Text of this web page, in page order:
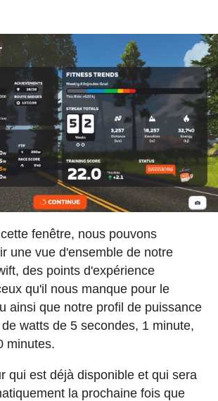
fenêtre, nous pouvons
une vue d'ensemble de notre
des points d'expérience
qu'il nous manque pour le
ainsi que notre profil de puissance
watts de 5 secondes, 1 minute,
minutes.
qui est déjà disponible et qui sera
la prochaine fois que